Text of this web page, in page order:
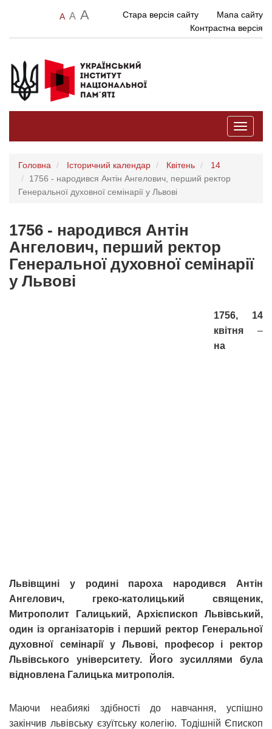
A A A Стара версія сайту
Мапа сайту
Контрастна версія
Toggle
Головна Історичний календар Квітень
14
1756 - народився Антін Ангелович, перший ректор
Генеральної духовної семінарії у Львові
1756 - народився Антін
Ангелович, перший ректор
Генеральної духовної семінарії
у Львові
1756, 14
квітня –
на
Львівщині у родині пароха народився Антін
Ангелович, греко-католицький священик,
Митрополит Галицький, Архієпископ Львівський,
один із організаторів і перший ректор Генеральної
духовної семінарії у Львові, професор і ректор
Львівського університету. Його зусиллями була
відновлена Галицька митрополія.
Маючи неабиякі здібності до навчання, успішно
закінчив львівську єзуїтську колегію. Тодішній Єпископ